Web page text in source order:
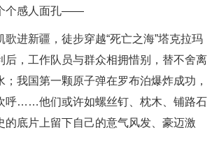
感人面孔——
新疆，徒步穿越“死亡之海”塔克拉玛
后，工作队员与群众相拥惜别，替不舍离
；我国第一颗原子弹在罗布泊爆炸成功，
呼……他们或许如螺丝钉、枕木、铺路石
的底片上留下自己的意气风发、豪迈激